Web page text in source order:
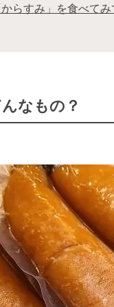
らすみ」を食べてみ
なもの？